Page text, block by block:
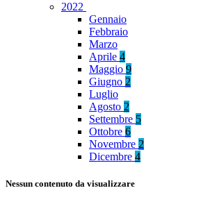
2022
Gennaio
Febbraio
Marzo
Aprile 4
Maggio 9
Giugno 2
Luglio
Agosto 2
Settembre 5
Ottobre 6
Novembre 2
Dicembre 4
Nessun contenuto da visualizzare